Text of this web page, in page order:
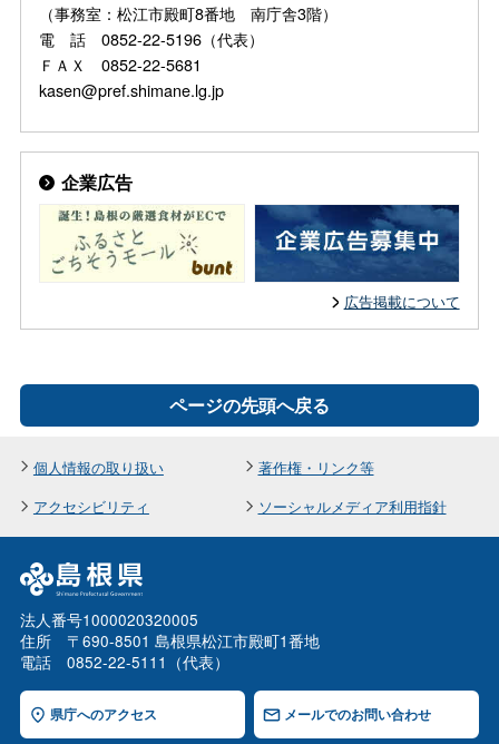
（事務室：松江市殿町8番地 南庁舎3階）
電 話 0852-22-5196（代表）
ＦＡＸ 0852-22-5681
kasen@pref.shimane.lg.jp
企業広告
広告掲載について
ページの先頭へ戻る
個人情報の取り扱い
著作権・リンク等
アクセシビリティ
ソーシャルメディア利用指針
法人番号1000020320005
住所 〒690-8501 島根県松江市殿町1番地
電話 0852-22-5111（代表）
県庁へのアクセス メールでのお問い合わせ